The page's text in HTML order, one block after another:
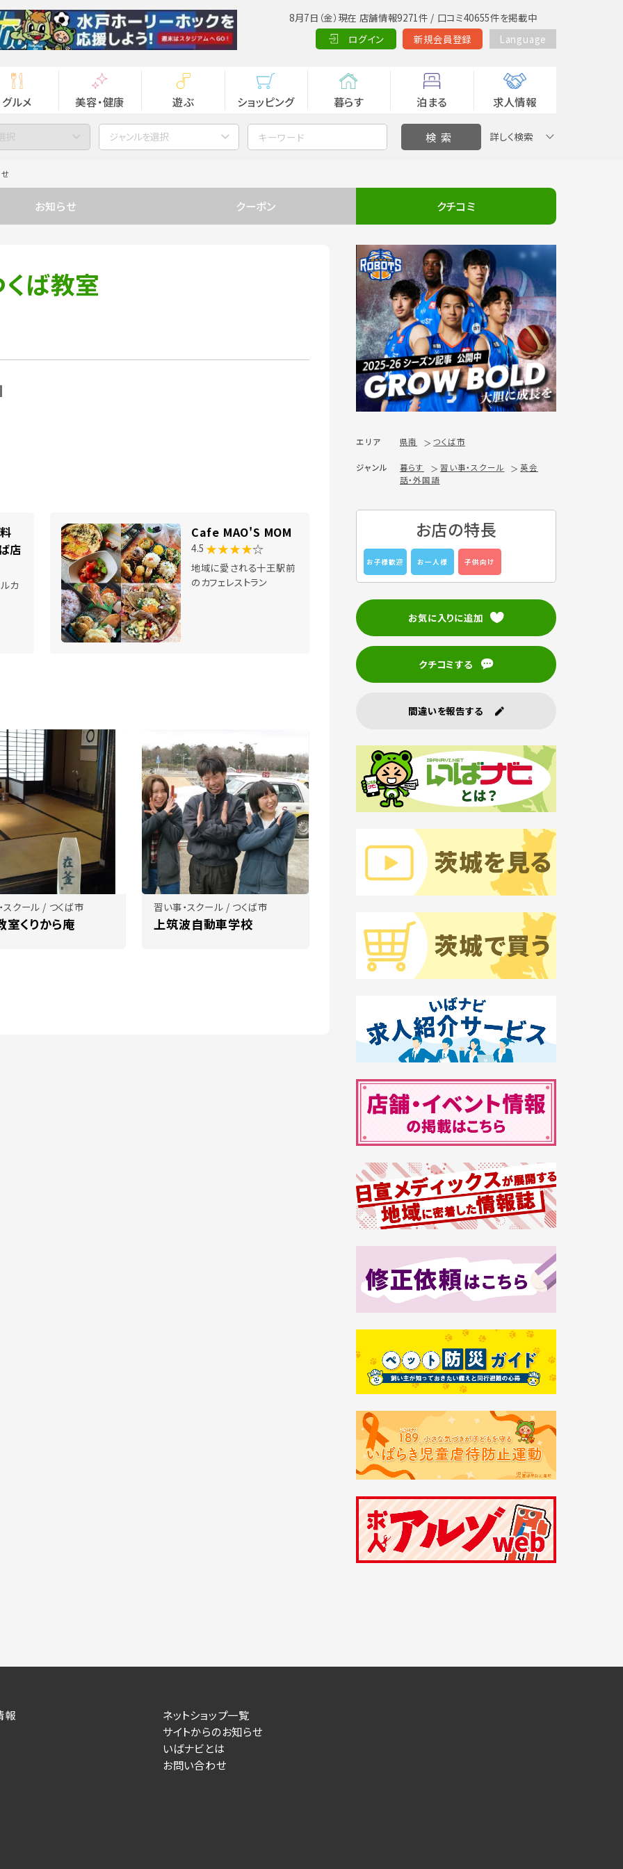
8月7日（金）現在 店舗情報9271件 / 口コミ40655件を掲載中
ログイン
新規会員登録 Language
グルメ 美容・健康 遊ぶ ショッピング 暮らす 泊まる 求人情報
択 ジャンルを選択 詳しく検索
お知らせ クーポン クチコミ
ば教室
店
カ
Cafe MAO'S MOM
4.5 ★★★★☆
地域に愛される十王駅前
のカフェレストラン
スクール / つくば市
室くりから庵
習い事・スクール / つくば市
上筑波自動車学校
エリア 県南 つくば市
ジャンル 暮らす 習い事・スクール
英会
話・外国語
お店の特長
お子様歓迎 お一人様 子供向け
お気に入りに追加
クチコミする
間違いを報告する
報
ネットショップ一覧
サイトからのお知らせ
いばナビとは
お問い合わせ